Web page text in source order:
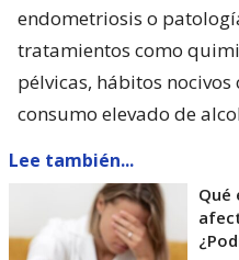
endometriosis o
tratamientos como
pélvicas, hábitos
consumo elevado de
Lee también...
Qué